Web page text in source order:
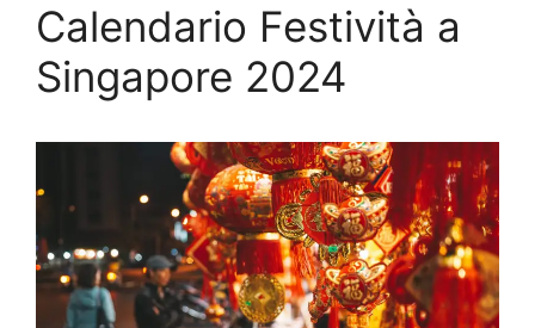
Calendario Festività a
Singapore 2024